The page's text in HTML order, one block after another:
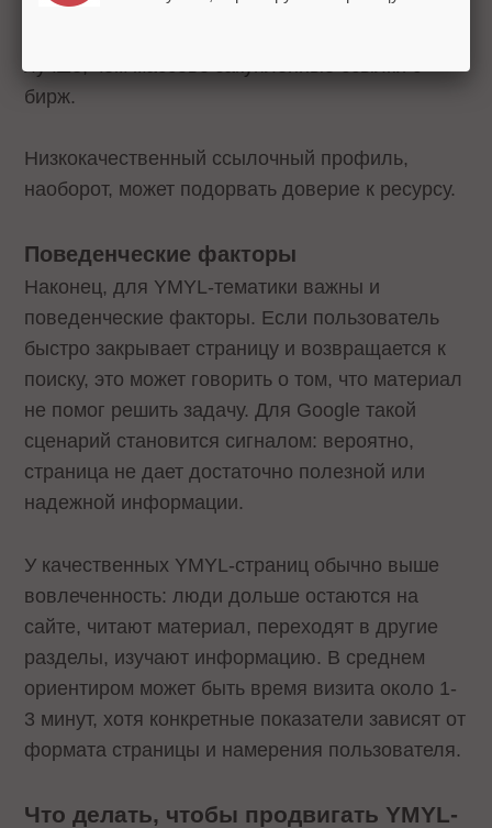
лучше, чем массово закупленные ссылки с
бирж.
Низкокачественный ссылочный профиль,
наоборот, может подорвать доверие к ресурсу.
Поведенческие факторы
Наконец, для YMYL-тематики важны и
поведенческие факторы. Если пользователь
быстро закрывает страницу и возвращается к
поиску, это может говорить о том, что материал
не помог решить задачу. Для Google такой
сценарий становится сигналом: вероятно,
страница не дает достаточно полезной или
надежной информации.
У качественных YMYL-страниц обычно выше
вовлеченность: люди дольше остаются на
сайте, читают материал, переходят в другие
разделы, изучают информацию. В среднем
ориентиром может быть время визита около 1-
3 минут, хотя конкретные показатели зависят от
формата страницы и намерения пользователя.
Что делать, чтобы продвигать YMYL-